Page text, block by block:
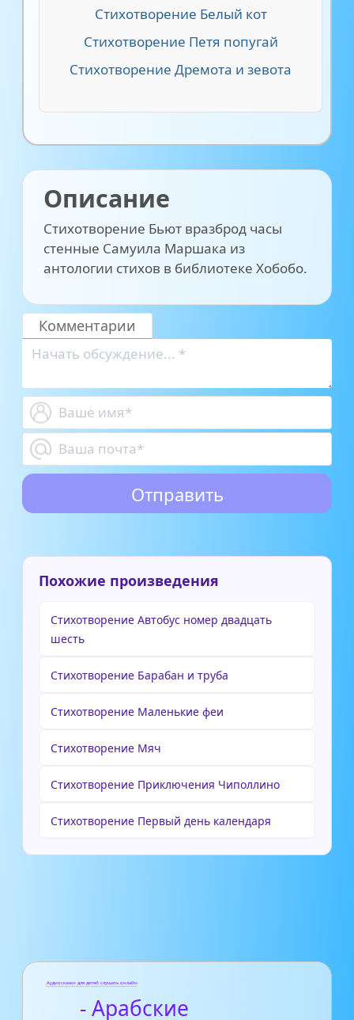
Стихотворение Белый кот
Стихотворение Петя попугай
Стихотворение Дремота и зевота
Описание
Стихотворение Бьют вразброд часы
стенные Самуила Маршака из
антологии стихов в библиотеке Хобобо.
Комментарии
Похожие произведения
Стихотворение Автобус номер двадцать
шесть
Стихотворение Барабан и труба
Стихотворение Маленькие феи
Стихотворение Мяч
Стихотворение Приключения Чиполлино
Стихотворение Первый день календаря
Аудиосказки для детей слушать онлайн
- Арабские